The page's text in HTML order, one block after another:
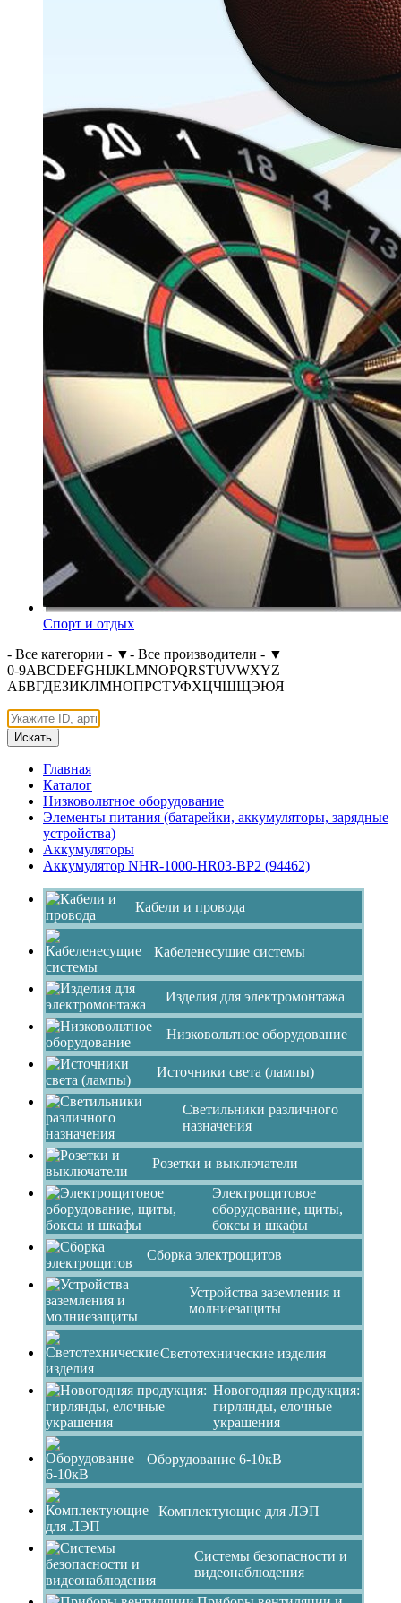
Спорт и отдых
- Все категории - ▼- Все производители - ▼
0-9ABCDEFGHIJKLMNOPQRSTUVWXYZ
АБВГДЕЗИКЛМНОПРСТУФХЦЧШЩЭЮЯ
Искать
Главная
Каталог
Низковольтное оборудование
Элементы питания (батарейки, аккумуляторы, зарядные
устройства)
Аккумуляторы
Аккумулятор NHR-1000-HR03-BP2 (94462)
Кабели и провода
Кабеленесущие системы
Изделия для электромонтажа
Низковольтное оборудование
Источники света (лампы)
Светильники различного
назначения
Розетки и выключатели
Электрощитовое
оборудование, щиты,
боксы и шкафы
Сборка электрощитов
Устройства заземления и
молниезащиты
Светотехнические изделия
Новогодняя продукция:
гирлянды, елочные
украшения
Оборудование 6-10кВ
Комплектующие для ЛЭП
Системы безопасности и
видеонаблюдения